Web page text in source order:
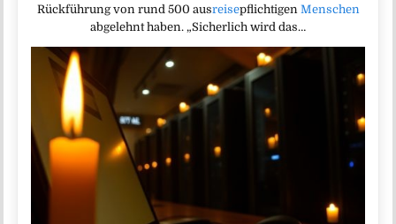
Rückführung von rund 500 ausreisepflichtigen Menschen
abgelehnt haben. „Sicherlich wird das…